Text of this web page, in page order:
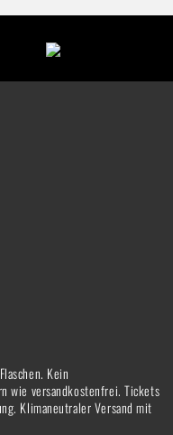
Kein
wie versandkostenfrei. Tickets
Klimaneutraler Versand mit